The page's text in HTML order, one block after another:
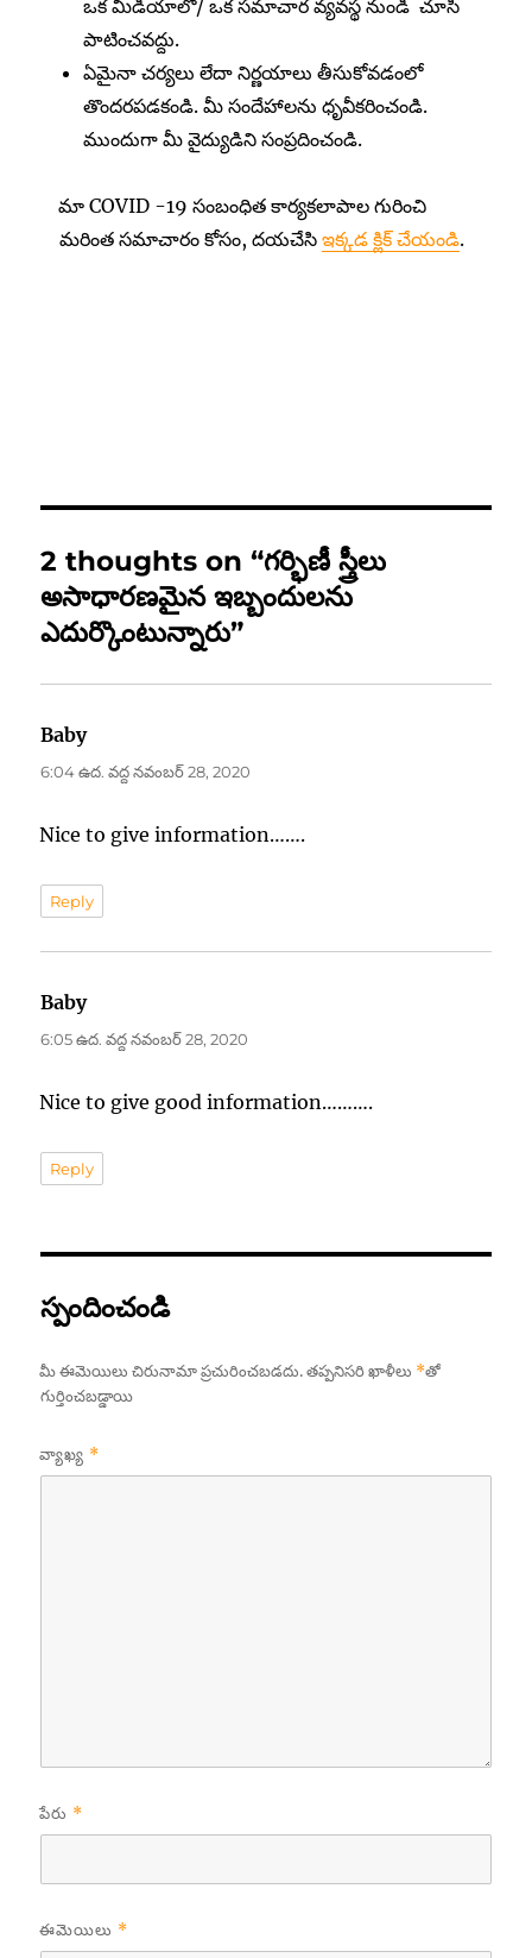
ఒక మీడియాలో/ ఒక సమాచార వ్యవస్థ నుండి చూసి
పాటించవద్దు.
ఏమైనా చర్యలు లేదా నిర్ణయాలు తీసుకోవడంలో
తొందరపడకండి. మీ సందేహాలను ధృవీకరించండి.
ముందుగా మీ వైద్యుడిని సంప్రదించండి.
మా COVID -19 సంబంధిత కార్యకలాపాల గురించి
మరింత సమాచారం కోసం, దయచేసి ఇక్కడ క్లిక్ చేయండి.
2 thoughts on “గర్భిణీ స్త్రీలు
అసాధారణమైన ఇబ్బందులను
ఎదుర్కొంటున్నారు”
Babyఅంటున్నారు:
6:04 ఉద. వద్ద నవంబర్ 28, 2020
Nice to give information…….
Reply
Babyఅంటున్నారు:
6:05 ఉద. వద్ద నవంబర్ 28, 2020
Nice to give good information……….
Reply
స్పందించండి
మీ ఈమెయిలు చిరునామా ప్రచురించబడదు. తప్పనిసరి ఖాళీలు *‌తో
గుర్తించబడ్డాయి
వ్యాఖ్య *
పేరు *
ఈమెయిలు *